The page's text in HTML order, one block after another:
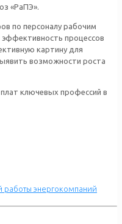
«РаПЭ».
по персоналу рабочим
процессов
картину для
возможности роста
ключевых профессий в
работы энергокомпаний